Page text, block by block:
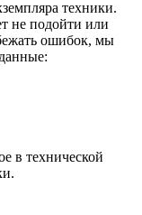
техники.
не подойти или
ошибок, мы
в технической